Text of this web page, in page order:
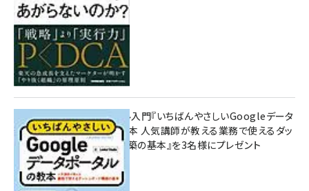
無料BIツール入門『いちばんやさしいGoogleデータ
ポータルの教本 人気講師が教える業務で使えるダッ
シュボード構築の基本』を3名様にプレゼント
7月31日 10:00